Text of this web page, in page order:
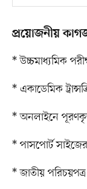
প্রয়োজনীয়
* উচ্চমাধ্যমিক
* একাডেমিক
* অনলাইনে
* পাসপোর্ট
* জাতীয়